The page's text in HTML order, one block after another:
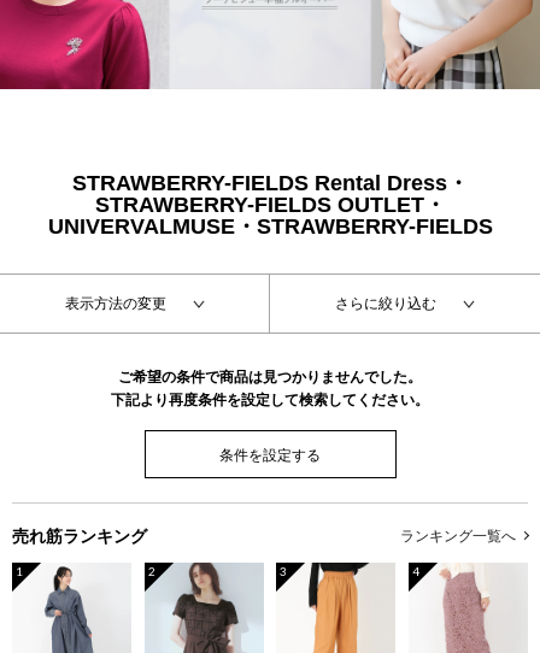
STRAWBERRY-FIELDS Rental Dress・
STRAWBERRY-FIELDS OUTLET・
UNIVERVALMUSE・STRAWBERRY-FIELDS
表示方法の変更 さらに絞り込む
ご希望の条件で商品は見つかりませんでした。
下記より再度条件を設定して検索してください。
条件を設定する
売れ筋ランキング ランキング一覧へ
1 2 3 4